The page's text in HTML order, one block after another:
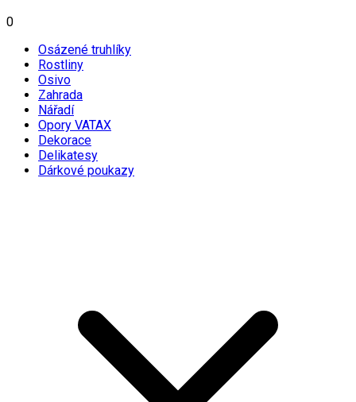
0
Osázené truhlíky
Rostliny
Osivo
Zahrada
Nářadí
Opory VATAX
Dekorace
Delikatesy
Dárkové poukazy